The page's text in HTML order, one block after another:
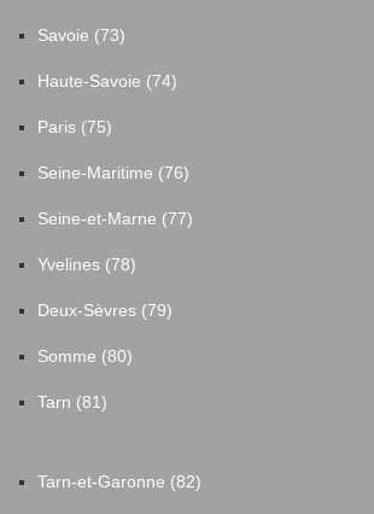
Savoie (73)
Haute-Savoie (74)
Paris (75)
Seine-Maritime (76)
Seine-et-Marne (77)
Yvelines (78)
Deux-Sèvres (79)
Somme (80)
Tarn (81)
Tarn-et-Garonne (82)